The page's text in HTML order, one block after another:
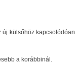
új külsőhöz kapcsolódóan
a korábbinál.